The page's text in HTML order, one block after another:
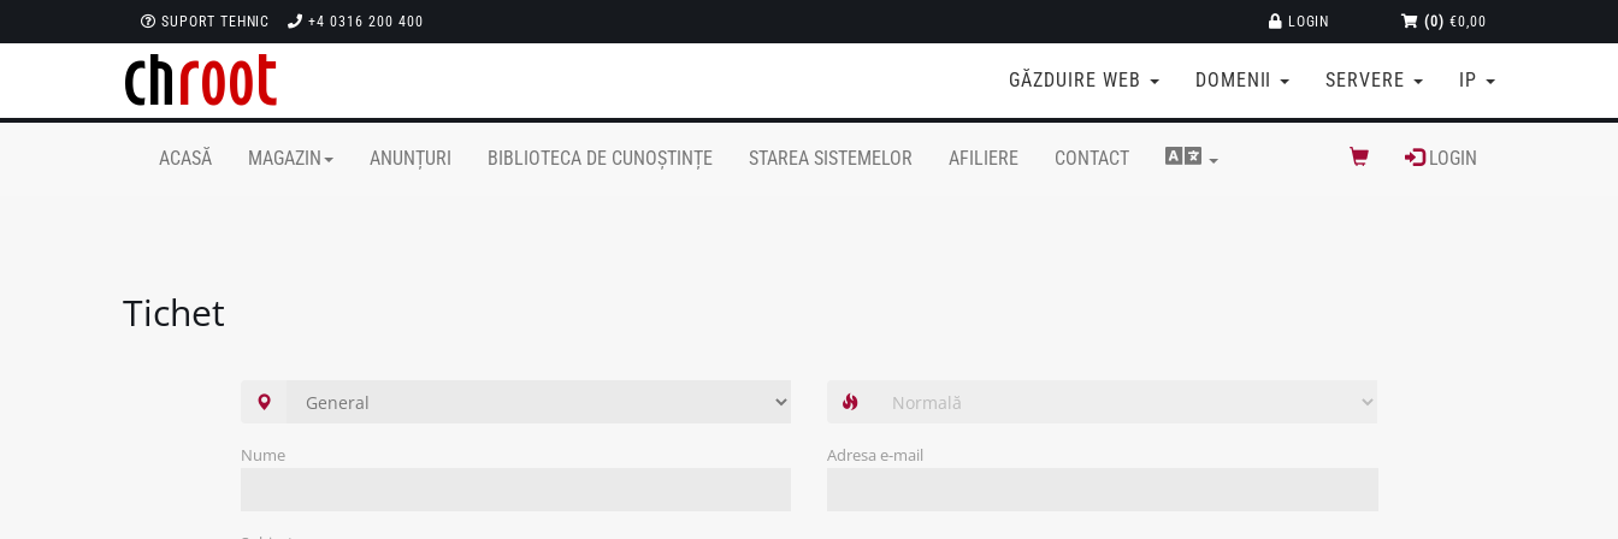
SUPORT TEHNIC +4 0316 200 400 (0) €0,00
LOGIN
GĂZDUIRE WEB DOMENII SERVERE IP
ACASĂ MAGAZIN ANUNȚURI BIBLIOTECA DE CUNOȘTINȚE STAREA SISTEMELOR AFILIERE CONTACT LOGIN
Tichet
Nume Adresa e-mail